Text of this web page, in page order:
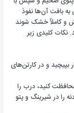
بافت آن‌ها نفوذ
حمل خاموش و کاملاً خشک شوند
نکات کلیدی زیر
بپیچید و در کارتن‌های
کنید، درب را
را در شیرینگ و پتو